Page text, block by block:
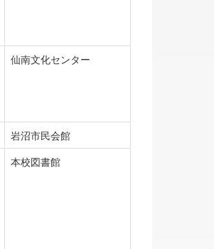
仙南文化センター
岩沼市民会館
本校図書館